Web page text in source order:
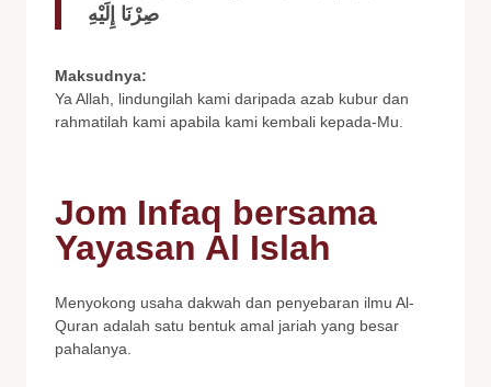
صِرْنَا إِلَيْهِ
Maksudnya:
Ya Allah, lindungilah kami daripada azab kubur dan
rahmatilah kami apabila kami kembali kepada-Mu.
Jom Infaq bersama
Yayasan Al Islah
Menyokong usaha dakwah dan penyebaran ilmu Al-
Quran adalah satu bentuk amal jariah yang besar
pahalanya.